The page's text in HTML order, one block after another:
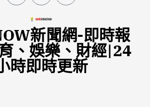
新聞網-即時報
、娛樂、財經|24
時即時更新